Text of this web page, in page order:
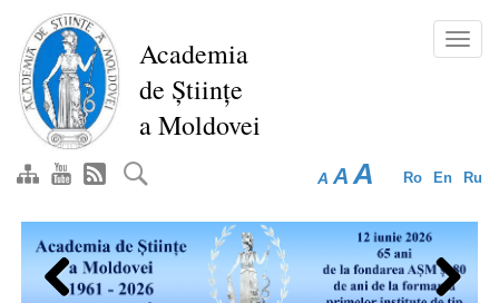
conţinutul
principal
Academia
de Științe
a Moldovei
Ro En Ru
A A A